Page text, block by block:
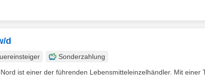
d
Sonderzahlung
ist einer der führenden Lebensmitteleinzelhändler. Mit einer